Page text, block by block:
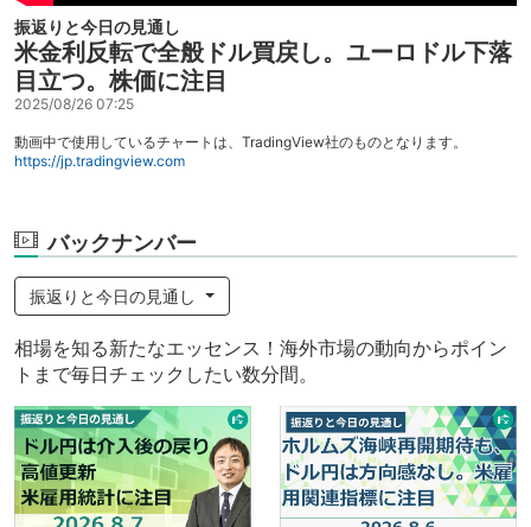
振返りと今日の見通し
米金利反転で全般ドル買戻し。ユーロドル下落
目立つ。株価に注目
2025/08/26 07:25
動画中で使用しているチャートは、TradingView社のものとなります。
https://jp.tradingview.com
バックナンバー
振返りと今日の見通し
相場を知る新たなエッセンス！海外市場の動向からポイン
トまで毎日チェックしたい数分間。